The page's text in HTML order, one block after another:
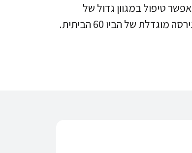
טיפול במגוון גדול של
של הביו 60 הביתית.